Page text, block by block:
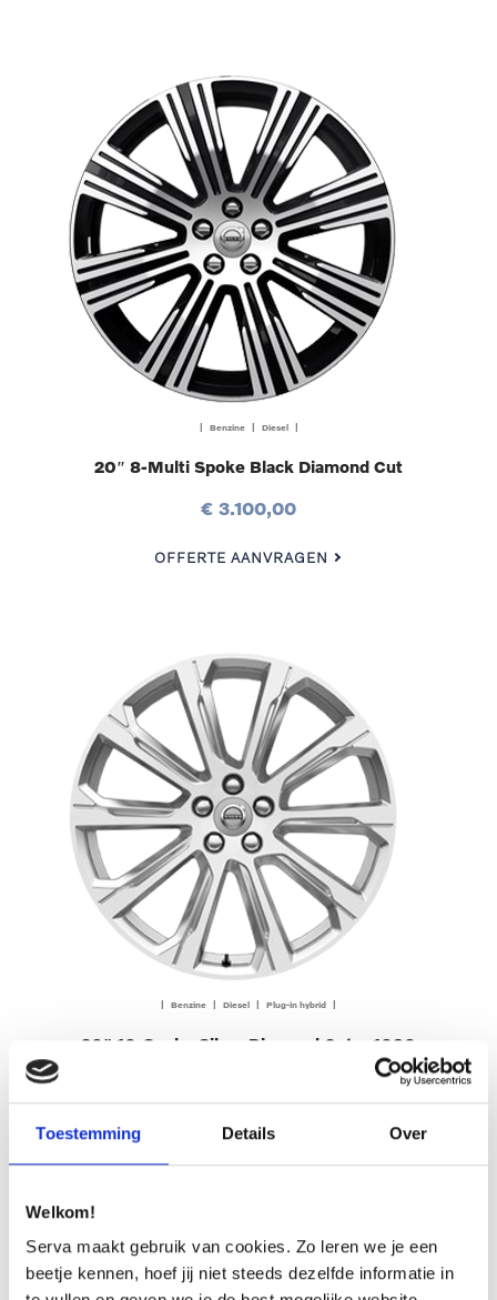
Toestemming Details Over
Welkom!
Serva maakt gebruik van cookies. Zo leren we je een
beetje kennen, hoef jij niet steeds dezelfde informatie in
| Benzine | Diesel |
20″ 8-Multi Spoke Black Diamond Cut
€ 3.100,00
OFFERTE AANVRAGEN
| Benzine | Diesel | Plug-in hybrid |
20″ 10-Spoke Silver Diamond Cut – 1030
OFFERTE AANVRAGEN